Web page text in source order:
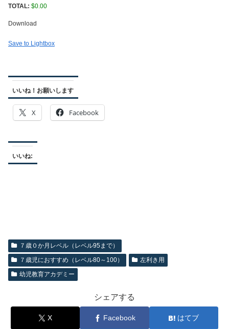
TOTAL: $0.00
Download
Save to Lightbox
いいね！お願いします
X Facebook
いいね:
７歳０か月レベル（レベル95まで）
７歳児におすすめ（レベル80～100）
左利き用
幼児教育アカデミー
シェアする
X Facebook はてブ